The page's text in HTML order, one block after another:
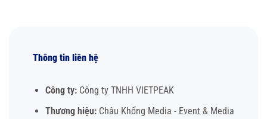
Thông tin liên hệ
Công ty:Công ty TNHH VIETPEAK
Thương hiệu:Châu Khổng Media - Event & Media